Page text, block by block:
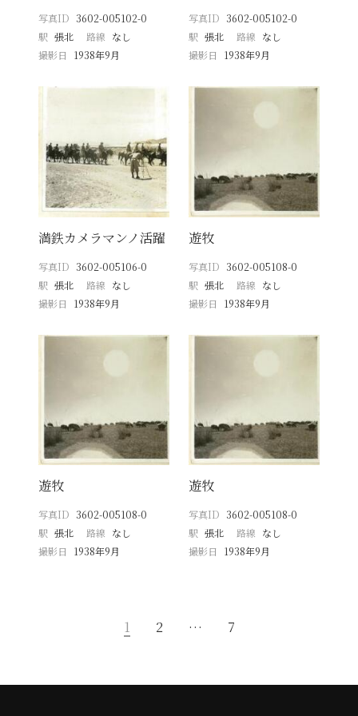
写真ID 3602-005102-0
駅 張北 路線 なし
撮影日
1938年9月
写真ID 3602-005102-0
駅 張北 路線 なし
撮影日
1938年9月
満鉄カメラマンノ活躍
写真ID 3602-005106-0
駅 張北 路線 なし
撮影日
1938年9月
遊牧
写真ID 3602-005108-0
駅 張北 路線 なし
撮影日
1938年9月
遊牧
写真ID 3602-005108-0
駅 張北 路線 なし
撮影日
1938年9月
遊牧
写真ID 3602-005108-0
駅 張北 路線 なし
撮影日
1938年9月
1 2 … 7